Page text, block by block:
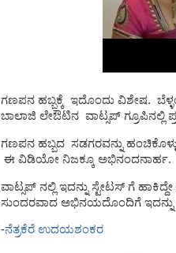
ಗಣಪನ ಹಬ್ಬಕ್ಕೆ ಇದೊಂದು ವಿಶೇಷ.
ಬಾಲಾಜಿ ಲೇಔಟಿನ ವಾಟ್ಸಪ್
ಗಣಪನ ಹಬ್ಬದ ಸಡಗರವನ್ನು
ಈ ವಿಡಿಯೋ ನಿಜಕ್ಕೂ ಅಭಿನಂದನಾರ್ಹ.
ವಾಟ್ಸಪ್ ನಲ್ಲಿ ಇದನ್ನು ಸ್ಟೇಟಸ್ ಗೆ
ಸುಂದರವಾದ ಅಭಿನಯದೊಂದಿಗೆ
-ನೆತ್ರಕೆರೆ ಉದಯಶಂಕರ